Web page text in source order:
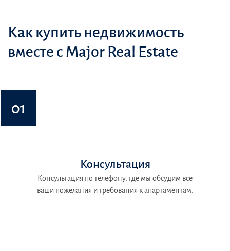
Как купить недвижимость
вместе с Major Real Estate
01
Консультация
Консультация по телефону, где мы обсудим все
ваши пожелания и требования к апартаментам.